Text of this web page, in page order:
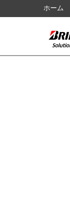
ホーム